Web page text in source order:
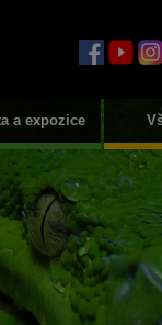
a expozice